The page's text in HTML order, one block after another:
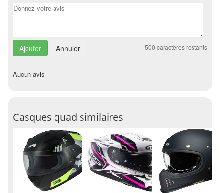
Annuler 500 caractères restants
Aucun avis
Casques quad similaires